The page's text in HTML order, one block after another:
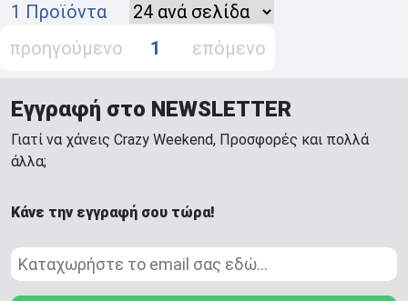
1 Προϊόντα
προηγούμενο
1 επόμενο
Εγγραφή στο NEWSLETTER
Γιατί να χάνεις Crazy Weekend, Προσφορές και πολλά
άλλα;
Κάνε την εγγραφή σου τώρα!